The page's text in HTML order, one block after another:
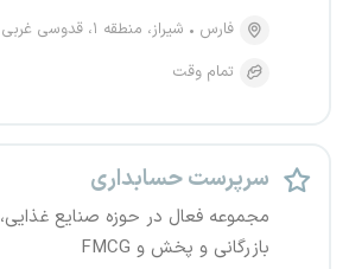
فارس
شیراز، منطقه ۱، قدوسی غربی
تمام وقت
سرپرست حسابداری
مجموعه فعال در حوزه صنایع غذایی،
بازرگانی و پخش و FMCG